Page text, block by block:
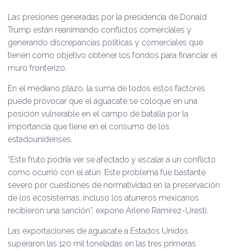
Las presiones generadas por la presidencia de Donald
Trump están reanimando conflictos comerciales y
generando discrepancias políticas y comerciales que
tienen como objetivo obtener los fondos para financiar el
muro fronterizo.
En el mediano plazo, la suma de todos estos factores
puede provocar que el aguacate se coloque en una
posición vulnerable en el campo de batalla por la
importancia que tiene en el consumo de los
estadounidenses.
“Este fruto podría ver se afectado y escalar a un conflicto
como ocurrió con el atún. Este problema fue bastante
severo por cuestiones de normatividad en la preservación
de los ecosistemas, incluso los atuneros mexicanos
recibieron una sanción”, expone Arlene Ramírez-Uresti.
Las exportaciones de aguacate a Estados Unidos
superaron las 120 mil toneladas en las tres primeras